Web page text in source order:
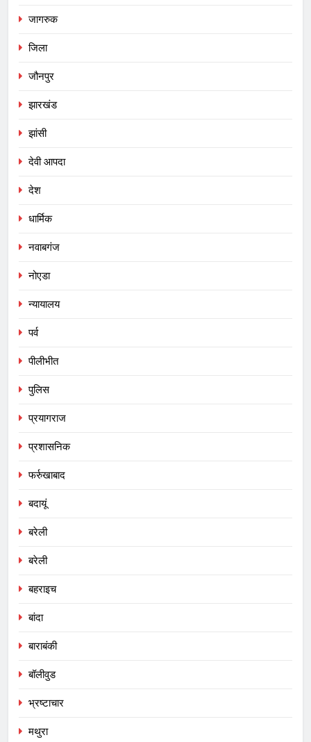
जागरुक
जिला
जौनपुर
झारखंड
झांसी
देवी आपदा
देश
धार्मिक
नवाबगंज
नोएडा
न्यायालय
पर्व
पीलीभीत
पुलिस
प्रयागराज
प्रशासनिक
फर्रुखाबाद
बदायूं
बरेली
बरेली
बहराइच
बांदा
बाराबंकी
बॉलीवुड
भ्रष्टाचार
मथुरा